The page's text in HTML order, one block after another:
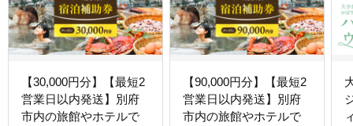
【30,000円分】【最短2
営業日以内発送】別府
市内の旅館やホテルで
【90,000円分】【最短2
営業日以内発送】別府
市内の旅館やホテルで